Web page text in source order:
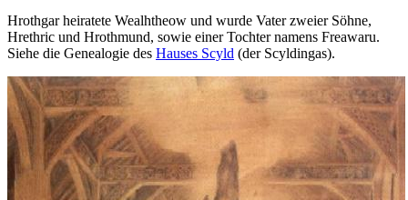
Hrothgar heiratete Wealhtheow und wurde Vater zweier Söhne,
Hrethric und Hrothmund, sowie einer Tochter namens Freawaru.
Siehe die Genealogie des Hauses Scyld (der Scyldingas).